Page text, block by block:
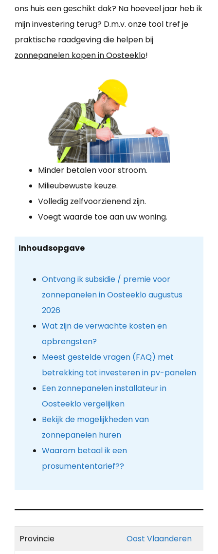
ons huis een geschikt dak? Na hoeveel jaar heb ik
mijn investering terug? D.m.v. onze tool tref je
praktische raadgeving die helpen bij
zonnepanelen kopen in Oosteeklo!
Minder betalen voor stroom.
Milieubewuste keuze.
Volledig zelfvoorzienend zijn.
Voegt waarde toe aan uw woning.
Inhoudsopgave
Ontvang ik subsidie / premie voor
zonnepanelen in Oosteeklo augustus
2026
Wat zijn de verwachte kosten en
opbrengsten?
Meest gestelde vragen (FAQ) met
betrekking tot investeren in pv-panelen
Een zonnepanelen installateur in
Oosteeklo vergelijken
Bekijk de mogelijkheden van
zonnepanelen huren
Waarom betaal ik een
prosumententarief??
Provincie Oost Vlaanderen